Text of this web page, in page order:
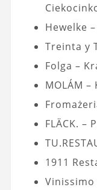
Hewelke
Treinta y
Folga –
MOLÁM –
FLÄCK. –
1911
Vinissimo